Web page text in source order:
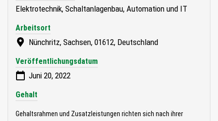
Elektrotechnik, Schaltanlagenbau, Automation und IT
Arbeitsort
Nünchritz, Sachsen, 01612, Deutschland
Veröffentlichungsdatum
Juni 20, 2022
Gehalt
Gehaltsrahmen und Zusatzleistungen richten sich nach ihrer